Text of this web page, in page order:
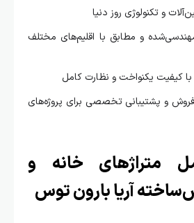
روز دنیا
و مطابق با اقلیم‌های مختلف
یکنواخت و نظارت کامل
تخصصی برای پروژه‌های
خانه و
بارون توس